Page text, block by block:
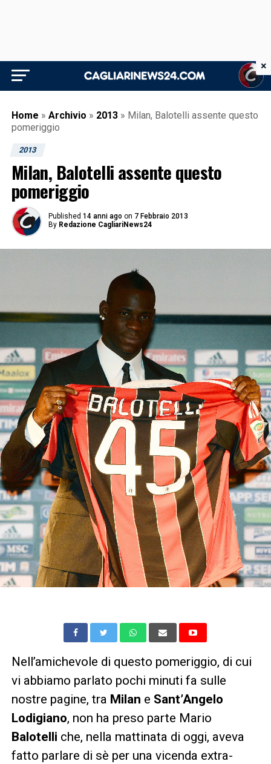
Home » Archivio » 2013 » Milan, Balotelli assente questo
pomeriggio
2013
Milan, Balotelli assente questo
pomeriggio
Published 14 anni ago on 7 Febbraio 2013
By Redazione CagliariNews24
Nell’amichevole di questo pomeriggio, di cui
vi abbiamo parlato pochi minuti fa sulle
nostre pagine, tra Milan e Sant’Angelo
Lodigiano, non ha preso parte Mario
Balotelli che, nella mattinata di oggi, aveva
fatto parlare di sè per una vicenda extra-
×